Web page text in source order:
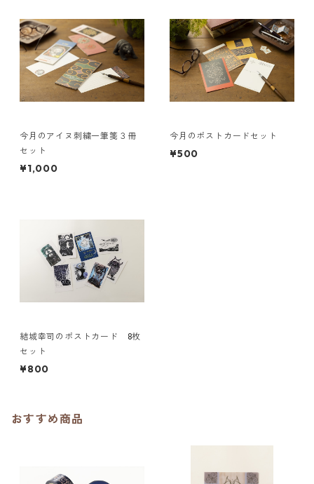
今月のアイヌ刺繍一筆箋３冊
セット
¥1,000
今月のポストカードセット
¥500
結城幸司のポストカード 8枚
セット
¥800
おすすめ商品